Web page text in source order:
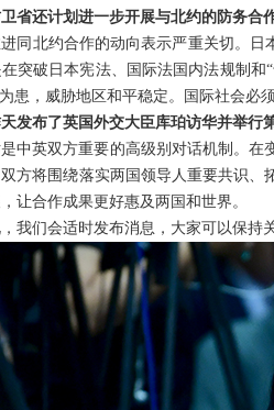
省还计划进一步开展与北约的防务
同北约合作的动向表示严重关切。
突破日本宪法、国际法国内法规制
患，威胁地区和平稳定。国际社会必
发布了英国外交大臣库珀访华并举
中英双方重要的高级别对话机制。
方将围绕落实两国领导人重要共识
让合作成果更好惠及两国和世界。
我们会适时发布消息，大家可以保持